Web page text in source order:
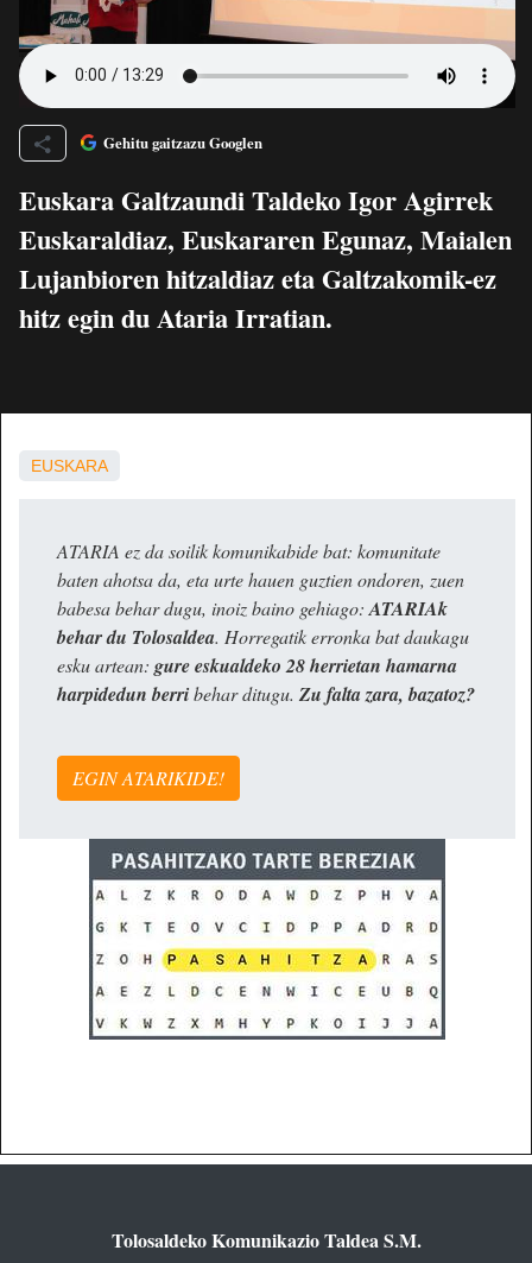
Gehitu gaitzazu Googlen
Euskara Galtzaundi Taldeko Igor Agirrek
Euskaraldiaz, Euskararen Egunaz, Maialen
Lujanbioren hitzaldiaz eta Galtzakomik-ez
hitz egin duAtaria Irratian.
EUSKARA
ATARIA ez da soilik komunikabide bat: komunitate
baten ahotsa da, eta urte hauen guztien ondoren, zuen
babesa behar dugu, inoiz baino gehiago: ATARIAk
behar du Tolosaldea. Horregatik erronka bat daukagu
esku artean: gure eskualdeko 28 herrietan hamarna
harpidedun berribehar ditugu. Zu falta zara, bazatoz?
EGIN ATARIKIDE!
Tolosaldeko Komunikazio Taldea S.M.